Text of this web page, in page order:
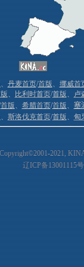
、丹麦首页/首版、挪威首
、比利时首页/首版、卢
首版、希腊首页/首版、塞
、斯洛伐克首页/首版、匈
Copyright©2001-2021,
辽ICP备13001115